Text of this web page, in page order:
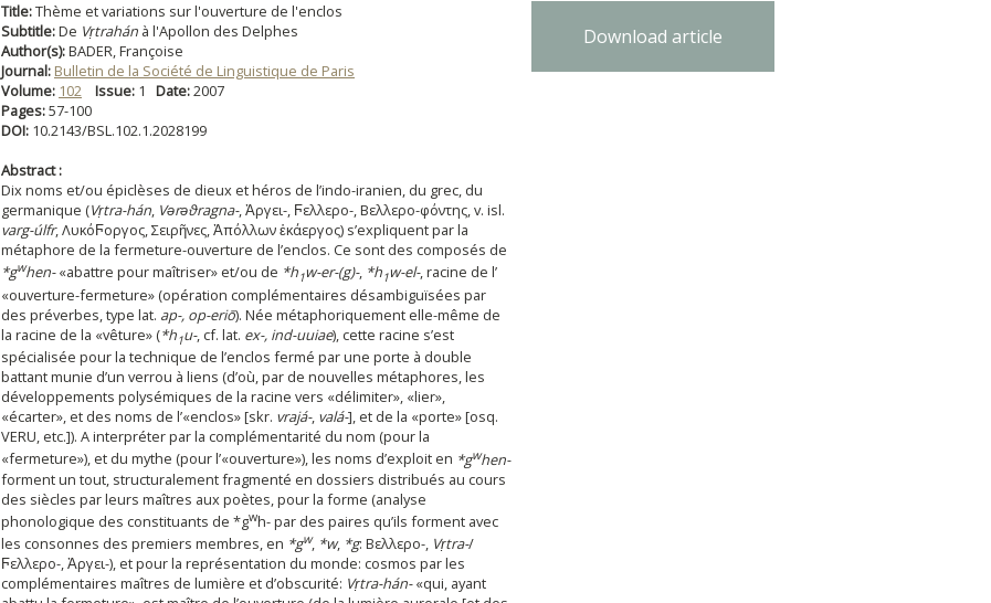
Title:Thème et variations sur l'ouverture de l'enclos
Subtitle:De Vṛtrahán à l'Apollon des Delphes
Author(s):BADER, Françoise
Journal: Bulletin de la Société de Linguistique de Paris
Volume: 102 Issue: 1 Date:2007
Pages:57-100
DOI: 10.2143/BSL.102.1.2028199
Abstract :
Dix noms et/ou épiclèses de dieux et héros de l’indo-iranien, du grec, du
germanique (Vṛtra-hán, Vǝrǝϑragna-, Ἀργει-, Ϝελλερο-, Βελλερο-φόντης, v. isl.
varg-úlfr, ΛυκόϜοργος, Σειρῆνες, Ἀπόλλων ἑκάεργος) s’expliquent par la
métaphore de la fermeture-ouverture de l’enclos. Ce sont des composés de
*gwhen-«abattre pour maîtriser» et/ou de *h1w-er-(g)-, *h1w-el-, racine de l’
«ouverture-fermeture» (opération complémentaires désambiguïsées par
des préverbes, type lat. ap-, op-eriō). Née métaphoriquement elle-même de
la racine de la «vêture» (*h1u-, cf. lat. ex-, ind-uuiae), cette racine s’est
spécialisée pour la technique de l’enclos fermé par une porte à double
battant munie d’un verrou à liens (d’où, par de nouvelles métaphores, les
développements polysémiques de la racine vers «délimiter», «lier»,
«écarter», et des noms de l’«enclos» [skr. vrajá-, valá-], et de la «porte» [osq.
VERU, etc.]). A interpréter par la complémentarité du nom (pour la
«fermeture»), et du mythe (pour l’«ouverture»), les noms d’exploit en *gwhen-
forment un tout, structuralement fragmenté en dossiers distribués au cours
des siècles par leurs maîtres aux poètes, pour la forme (analyse
phonologique des constituants de *gwh- par des paires qu’ils forment avec
les consonnes des premiers membres, en *gw, *w, *g: Βελλερο-, Vṛtra-/
Ϝελλερο-, Ἀργει-), et pour la représentation du monde: cosmos par les
complémentaires maîtres de lumière et d’obscurité: Vṛtra-hán-«qui, ayant
Download article